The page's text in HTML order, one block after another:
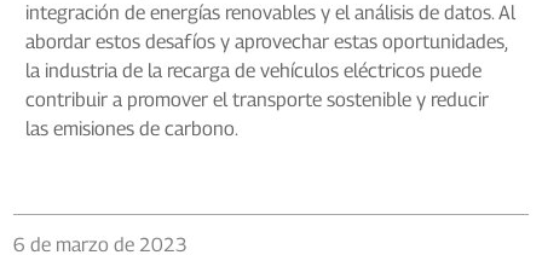
integración de energías renovables y el análisis de datos. Al
abordar estos desafíos y aprovechar estas oportunidades,
la industria de la recarga de vehículos eléctricos puede
contribuir a promover el transporte sostenible y reducir
las emisiones de carbono.
6 de marzo de 2023